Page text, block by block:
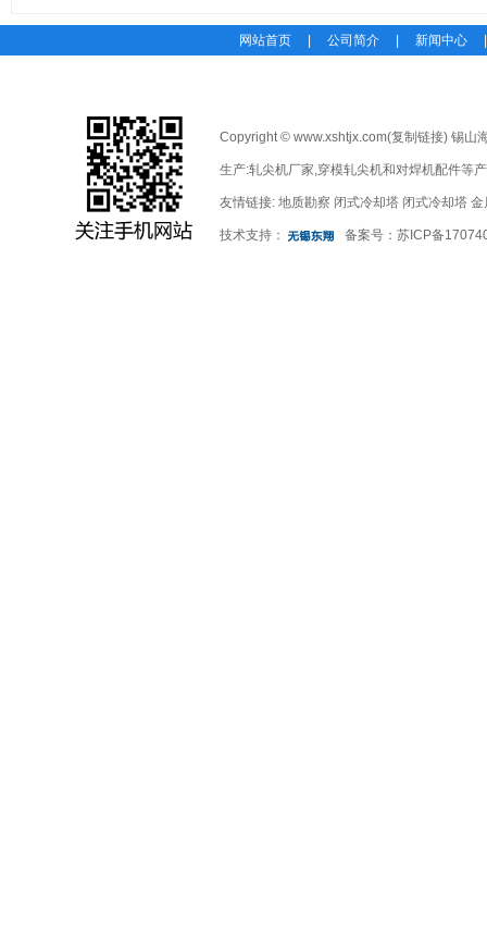
下，该设备的操作人员必须要持有该设
备的操作资格证，无证人...
高速拉丝机的装置概况及周保养
要求
拉丝机又名拔丝机，属于现代工业生产
网站首页 公司简介 新闻中心
Copyright © www.xshtjx.com(复制链接) 锡山
生产:轧尖机厂家,穿模轧尖机和对焊机配件等
友情链接: 地质勘察 闭式冷却塔 闭式冷却塔 金
技术支持： 备案号： 苏ICP备